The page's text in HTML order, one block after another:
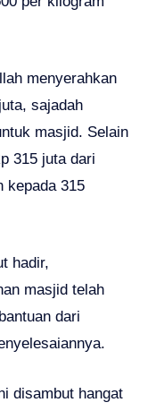
menyerahkan
sajadah
masjid. Selain
315 juta dari
kepada 315
hadir,
masjid telah
dari
disambut hangat